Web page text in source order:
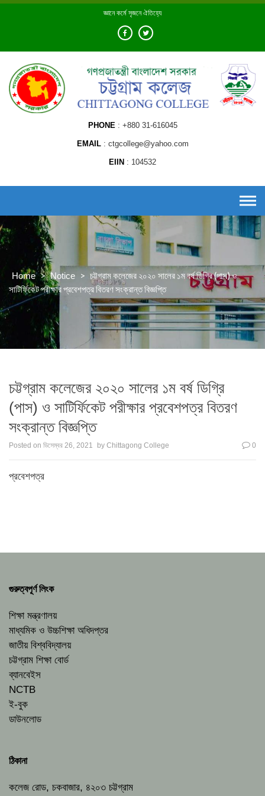
Skip
জ্ঞানে কর্মে সৃজনে ঐতিহ্যে
PHONE +880 31-616045
EMAIL ctgcollege@yahoo.com
EIIN 104532
Home > Notice > চট্টগ্রাম কলেজের ২০২০ সালের ১ম বর্ষ ডিগ্রি (পাস) ও
সাটির্ফিকেট পরীক্ষার প্রবেশপত্র বিতরণ সংক্রান্ত বিজ্ঞপ্তি
চট্টগ্রাম কলেজের ২০২০ সালের ১ম বর্ষ ডিগ্রি
(পাস) ও সাটির্ফিকেট পরীক্ষার প্রবেশপত্র বিতরণ
সংক্রান্ত বিজ্ঞপ্তি
Posted on ডিসেম্বর 26, 2021 by Chittagong College 0
প্রবেশপত্র
গুরুত্বপূর্ণ লিংক
শিক্ষা মন্ত্রণালয়
মাধ্যমিক ও উচ্চশিক্ষা অধিদপ্তর
জাতীয় বিশ্ববিদ্যালয়
চট্টগ্রাম শিক্ষা বোর্ড
ব্যানবেইস
NCTB
ই-বুক
ডাউনলোড
ঠিকানা
কলেজ রোড, চকবাজার, ৪২০৩ চট্টগ্রাম